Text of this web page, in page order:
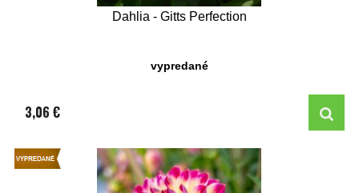
Dahlia - Gitts Perfection
vypredané
3,06 €